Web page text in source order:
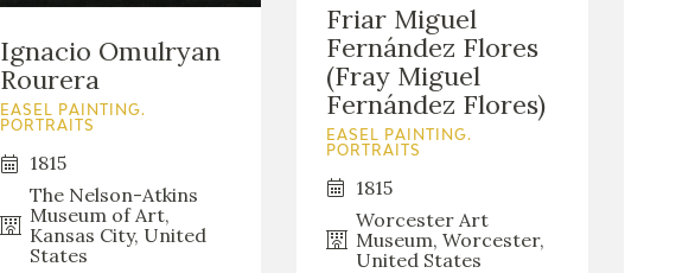
Ignacio Omulryan
Rourera
EASEL PAINTING.
PORTRAITS
1815
The Nelson-Atkins
Museum of Art,
Kansas City, United
States
Friar Miguel
Fernández Flores
(Fray Miguel
Fernández Flores)
EASEL PAINTING.
PORTRAITS
1815
Worcester Art
Museum, Worcester,
United States